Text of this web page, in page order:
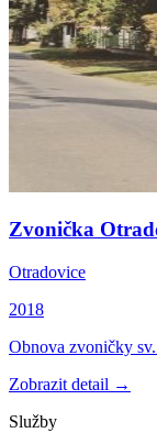
Zvonička
Otradovice
2018
Obnova zvoničky
Zobrazit detail →
Služby